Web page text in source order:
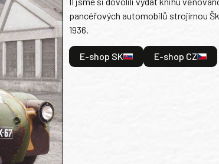
pancéřových automobilů strojírnou
1936.
E-shop SK E-shop CZ